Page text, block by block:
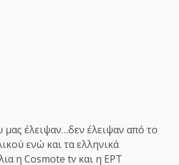
μας έλειψαν…δεν έλειψαν από το
ενώ και τα ελληνικά
η Cosmote tv και η ΕΡΤ